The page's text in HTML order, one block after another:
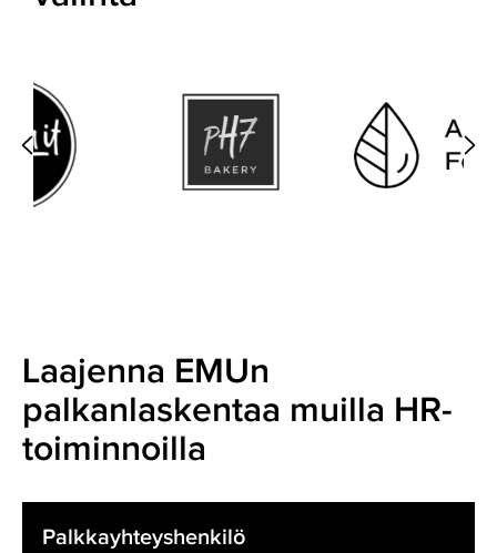
Laajenna EMUn
palkanlaskentaa muilla HR-
toiminnoilla
Palkkayhteyshenkilö